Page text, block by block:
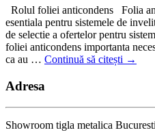
Rolul foliei anticondens Folia
esentiala pentru sistemele de
de selectie a ofertelor pentru
foliei anticondens importanta
ca au … Continuă să citești →
Adresa
Showroom tigla metalica Bucuresti